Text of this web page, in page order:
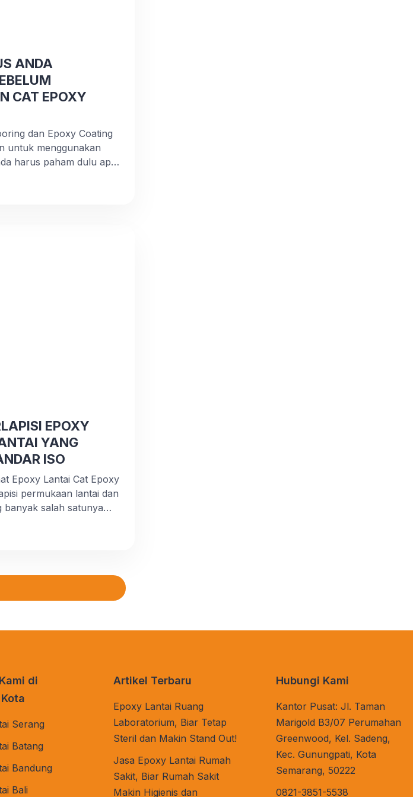
ANDA
CAT EPOXY
dan Epoxy Coating
untuk menggunakan
harus paham dulu apa
antara proses epoxy
Sebenarnya,
epoxy lantai. Dan
EPOXY
YANG
ISO
Epoxy Lantai Cat Epoxy
permukaan lantai dan
banyak salah satunya
yang sehat dan
lantai yang dilapisi
itu permukaan lantai
membuat […]
di
Serang
Batang
Bandung
Bali
Artikel Terbaru
Epoxy Lantai Ruang
Laboratorium, Biar Tetap
Steril dan Makin Stand Out!
Jasa Epoxy Lantai Rumah
Sakit, Biar Rumah Sakit
Makin Higienis dan
Hubungi Kami
Kantor Pusat: Jl. Taman
Marigold B3/07 Perumahan
Greenwood, Kel. Sadeng,
Kec. Gunungpati, Kota
Semarang, 50222
0821-3851-5538